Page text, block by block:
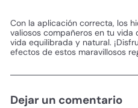
Con la aplicación correcta, los
valiosos compañeros en tu vida
vida equilibrada y natural.
efectos de estos maravillosos
Dejar un comentario